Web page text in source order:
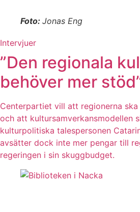
Foto: Jonas Eng
Intervjuer
”Den regionala
behöver mer
Centerpartiet vill att regionerna
och att kultursamverkansmodellen
kulturpolitiska talespersonen
avsätter dock inte mer pengar till
regeringen i sin skuggbudget.